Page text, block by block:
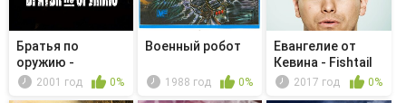
Братья по
оружию -
Последний
2001 год 0%
Военный робот
1988 год 0%
Евангелие от
Кевина - Fishtail
2017 год 0%